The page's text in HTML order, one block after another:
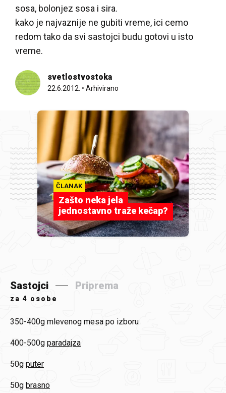
sosa, bolonjez sosa i sira.
kako je najvaznije ne gubiti vreme, ici cemo
redom tako da svi sastojci budu gotovi u isto
vreme.
svetlostvostoka
22.6.2012. • Arhivirano
ČLANAK
Zašto neka jela
jednostavno traže kečap?
Sastojci Priprema
za 4 osobe
350-400g mlevenog mesa po izboru
400-500g paradajza
50g puter
50g brasno